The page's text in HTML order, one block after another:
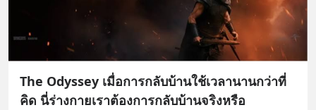
The Odyssey เมื่อการกลับบ้านใช้เวลานานกว่าที่
คิด นี่ร่างกายเราต้องการกลับบ้านจริงหรือ